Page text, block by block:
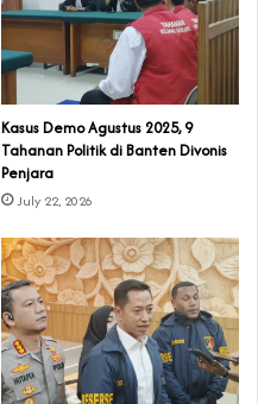
‎Kasus Demo Agustus 2025, 9
Tahanan Politik di Banten Divonis
Penjara
July 22, 2026